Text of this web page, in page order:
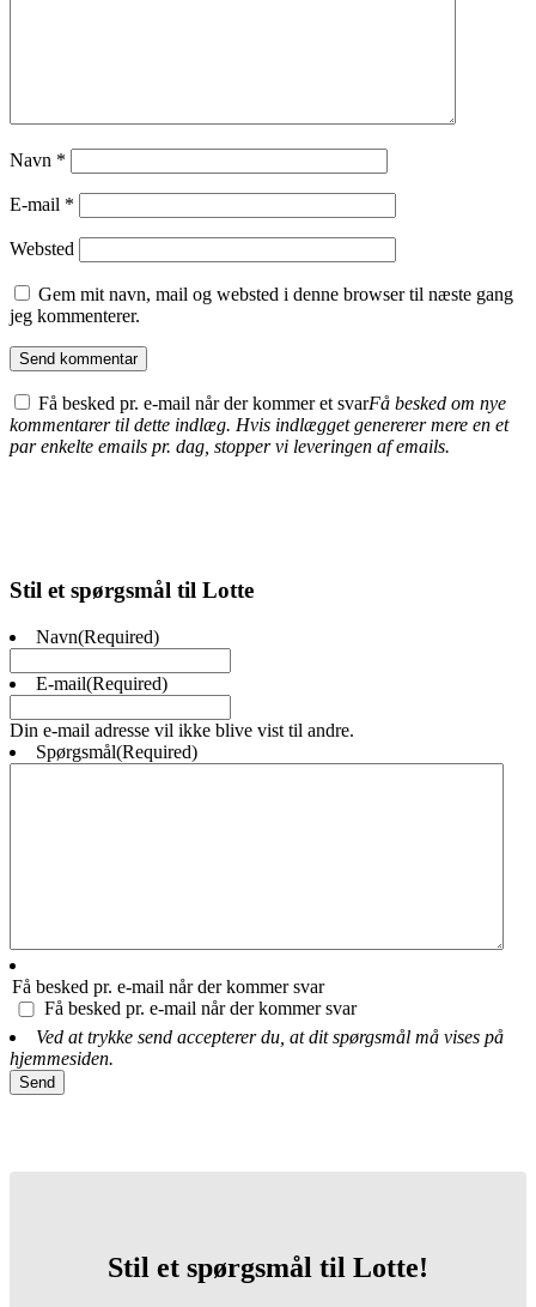
Navn *
E-mail *
Websted
Gem mit navn, mail og websted i denne browser til næste gang
jeg kommenterer.
Få besked pr. e-mail når der kommer et svarFå besked om nye
kommentarer til dette indlæg. Hvis indlægget genererer mere en et
par enkelte emails pr. dag, stopper vi leveringen af emails.
Stil et spørgsmål til Lotte
Navn(Required)
E-mail(Required)
Din e-mail adresse vil ikke blive vist til andre.
Spørgsmål(Required)
Få besked pr. e-mail når der kommer svar
Få besked pr. e-mail når der kommer svar
Ved at trykke send accepterer du, at dit spørgsmål må vises på
hjemmesiden.
Stil et spørgsmål til Lotte!